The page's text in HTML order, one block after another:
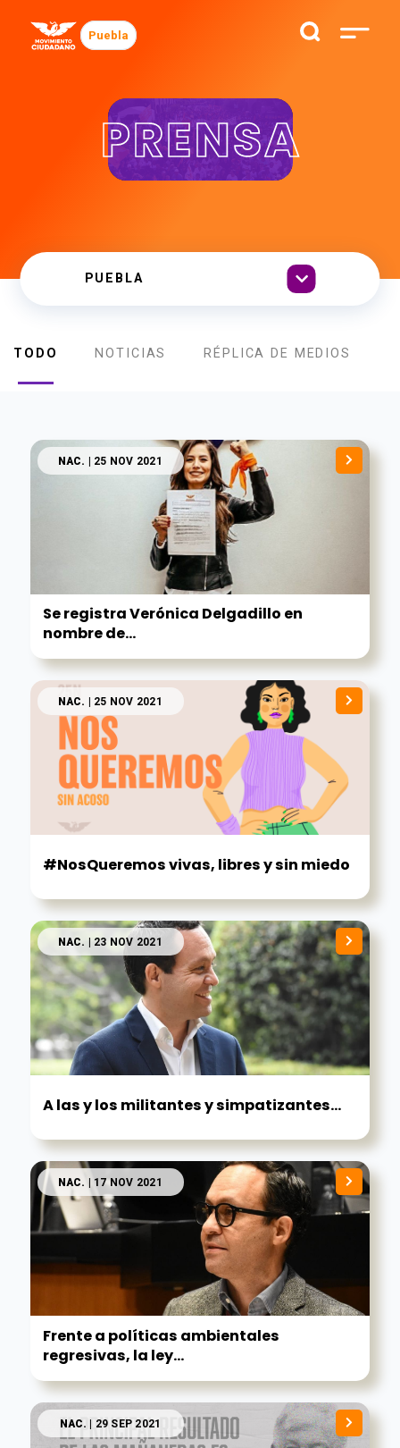
Puebla
PRENSA
TODO NOTICIAS RÉPLICA DE MEDIOS
NAC. | 25 NOV 2021
Se registra Verónica Delgadillo en
nombre de...
NAC. | 25 NOV 2021
#NosQueremos vivas, libres y sin miedo
NAC. | 23 NOV 2021
A las y los militantes y simpatizantes...
NAC. | 17 NOV 2021
Frente a políticas ambientales
regresivas, la ley...
NAC. | 29 SEP 2021